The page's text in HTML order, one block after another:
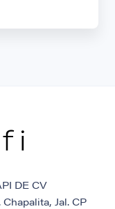
DE CV
Chapalita, Jal. CP